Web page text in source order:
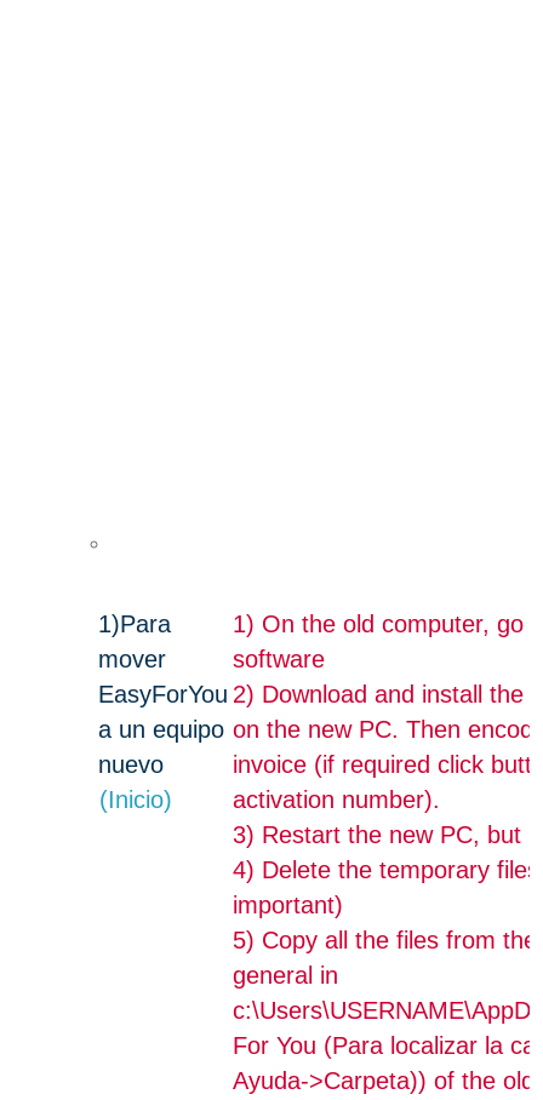
1)Para
mover
EasyForYou
a un equipo
nuevo
(Inicio)
1) On the old computer, go
software
2) Download and install the
on the new PC. Then
invoice (if required click
activation number).
3) Restart the new PC, but
4) Delete the temporary
important)
5) Copy all the files from
general in
For You (Para localizar la
Ayuda->Carpeta)) of the